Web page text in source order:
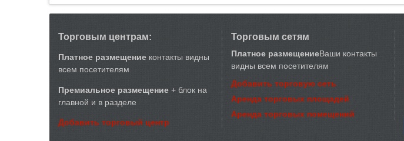
Торговым центрам:
Платное размещение контакты видны
всем посетителям
Премиальное размещение + блок на
главной и в разделе
Добавить торговый центр
Торговым сетям
Платное размещениеВаши контакты
видны всем посетителям
Добавить торговую сеть
Аренда торговых площадей
Аренда торговых помещений